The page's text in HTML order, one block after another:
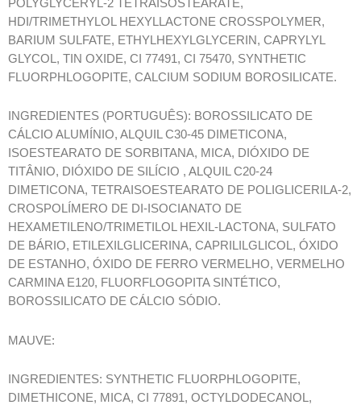
POLYGLYCERYL-2 TETRAISOSTEARATE,
HDI/TRIMETHYLOL HEXYLLACTONE CROSSPOLYMER,
BARIUM SULFATE, ETHYLHEXYLGLYCERIN, CAPRYLYL
GLYCOL, TIN OXIDE, CI 77491, CI 75470, SYNTHETIC
FLUORPHLOGOPITE, CALCIUM SODIUM BOROSILICATE.
INGREDIENTES (PORTUGUÊS): BOROSSILICATO DE
CÁLCIO ALUMÍNIO, ALQUIL C30-45 DIMETICONA,
ISOESTEARATO DE SORBITANA, MICA, DIÓXIDO DE
TITÂNIO, DIÓXIDO DE SILÍCIO , ALQUIL C20-24
DIMETICONA, TETRAISOESTEARATO DE POLIGLICERILA-2,
CROSPOLÍMERO DE DI-ISOCIANATO DE
HEXAMETILENO/TRIMETILOL HEXIL-LACTONA, SULFATO
DE BÁRIO, ETILEXILGLICERINA, CAPRILILGLICOL, ÓXIDO
DE ESTANHO, ÓXIDO DE FERRO VERMELHO, VERMELHO
CARMINA E120, FLUORFLOGOPITA SINTÉTICO,
BOROSSILICATO DE CÁLCIO SÓDIO.
MAUVE:
INGREDIENTES: SYNTHETIC FLUORPHLOGOPITE,
DIMETHICONE, MICA, CI 77891, OCTYLDODECANOL,